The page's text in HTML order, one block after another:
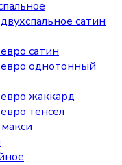
сатин
сатин
однотонный
жаккард
тенсел